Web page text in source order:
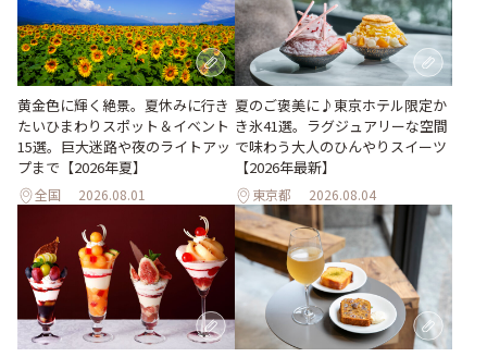
黄金色に輝く絶景。夏休みに行き
たいひまわりスポット＆イベント
15選。巨大迷路や夜のライトアッ
プまで【2026年夏】
全国 2026.08.01
夏のご褒美に♪東京ホテル限定か
き氷41選。ラグジュアリーな空間
で味わう大人のひんやりスイーツ
【2026年最新】
東京都 2026.08.04